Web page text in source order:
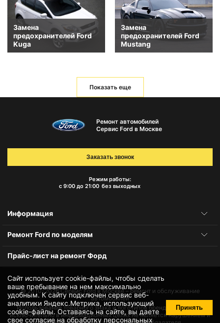
Замена
предохранителей Ford
Kuga
Замена
предохранителей Ford
Mustang
Показать еще
Сайт использует cookie-файлы, чтобы сделать
ваше пребывание на нем максимально
удобным. К cайту подключен сервис веб-
аналитики Яндекс.Метрика, использующий
cookie-файлы. Оставаясь на сайте, вы даете
своесогласие на обработку персональных
Принять
Ремонт автомобилей
Сервис Ford в Москве
Режим работы:
с 9:00 до 21:00 без выходных
Заказать звонок
Информация
Ремонт Ford по моделям
Прайс-лист на ремонт Форд
© 2010-2026Сервис Ford в Москве – ремонт и обслуживание
автомобилей
Использование товарного знака и логотипов бренда происходит
исключительно в информационных целях не является нарушением и